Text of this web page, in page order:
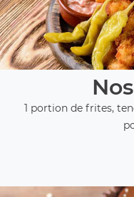
1 portion de frites,